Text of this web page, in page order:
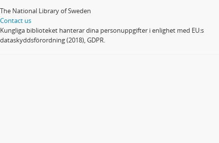
The National Library of Sweden
Contact us
Kungliga biblioteket hanterar dina personuppgifter i enlighet med EU:s
dataskyddsförordning (2018), GDPR.